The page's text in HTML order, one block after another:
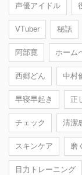
声優アイドル
VTuber 秘話
阿部寛 ホーム
西郷どん 中村
早寝早起き 正
チェック 清潔
スキンケア 磨く
目力トレーニング